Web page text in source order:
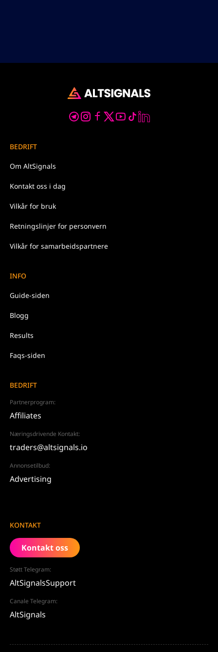
BEDRIFT
Om AltSignals
Kontakt oss i dag
Vilkår for bruk
Retningslinjer for personvern
Vilkår for samarbeidspartnere
INFO
Guide-siden
Blogg
Results
Faqs-siden
BEDRIFT
Partnerprogram:
Affiliates
Næringsdrivende Kontakt:
traders@altsignals.io
Annonsetilbud:
Advertising
KONTAKT
Kontakt oss
Støtt Telegram:
AltSignalsSupport
Canale Telegram:
AltSignals